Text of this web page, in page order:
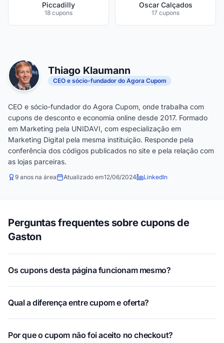
Piccadilly
18 cupons
Oscar Calçados
17 cupons
Thiago Klaumann
CEO e sócio-fundador do Agora Cupom
CEO e sócio-fundador do Agora Cupom, onde trabalha com
cupons de desconto e economia online desde 2017. Formado
em Marketing pela UNIDAVI, com especialização em
Marketing Digital pela mesma instituição. Responde pela
conferência dos códigos publicados no site e pela relação com
as lojas parceiras.
9 anos na área Atualizado em12/06/2024 LinkedIn
Perguntas frequentes sobre cupons de
Gaston
Os cupons desta página funcionam mesmo?
Qual a diferença entre cupom e oferta?
Por que o cupom não foi aceito no checkout?